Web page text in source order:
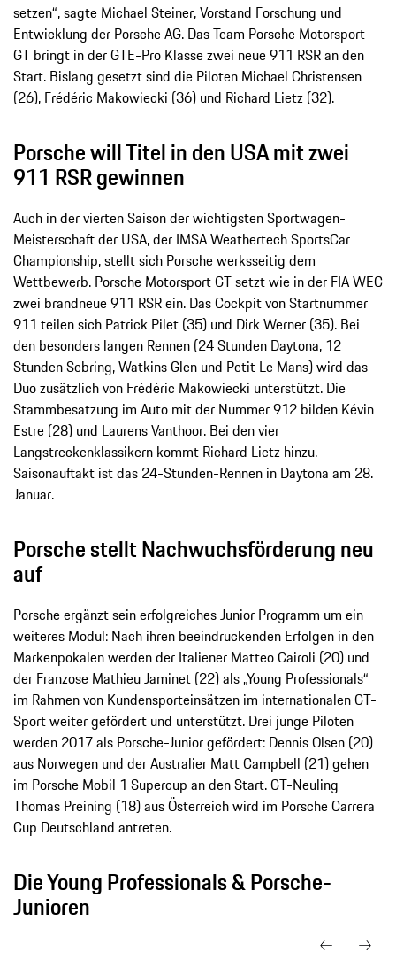
setzen“, sagte Michael Steiner, Vorstand Forschung und
Entwicklung der Porsche AG. Das Team Porsche Motorsport
GT bringt in der GTE-Pro Klasse zwei neue 911 RSR an den
Start. Bislang gesetzt sind die Piloten Michael Christensen
(26), Frédéric Makowiecki (36) und Richard Lietz (32).
Porsche will Titel in den USA mit zwei
911 RSR gewinnen
Auch in der vierten Saison der wichtigsten Sportwagen-
Meisterschaft der USA, der IMSA Weathertech SportsCar
Championship, stellt sich Porsche werksseitig dem
Wettbewerb. Porsche Motorsport GT setzt wie in der FIA WEC
zwei brandneue 911 RSR ein. Das Cockpit von Startnummer
911 teilen sich Patrick Pilet (35) und Dirk Werner (35). Bei
den besonders langen Rennen (24 Stunden Daytona, 12
Stunden Sebring, Watkins Glen und Petit Le Mans) wird das
Duo zusätzlich von Frédéric Makowiecki unterstützt. Die
Stammbesatzung im Auto mit der Nummer 912 bilden Kévin
Estre (28) und Laurens Vanthoor. Bei den vier
Langstreckenklassikern kommt Richard Lietz hinzu.
Saisonauftakt ist das 24-Stunden-Rennen in Daytona am 28.
Januar.
Porsche stellt Nachwuchsförderung neu
auf
Porsche ergänzt sein erfolgreiches Junior Programm um ein
weiteres Modul: Nach ihren beeindruckenden Erfolgen in den
Markenpokalen werden der Italiener Matteo Cairoli (20) und
der Franzose Mathieu Jaminet (22) als „Young Professionals“
im Rahmen von Kundensporteinsätzen im internationalen GT-
Sport weiter gefördert und unterstützt. Drei junge Piloten
werden 2017 als Porsche-Junior gefördert: Dennis Olsen (20)
aus Norwegen und der Australier Matt Campbell (21) gehen
im Porsche Mobil 1 Supercup an den Start. GT-Neuling
Thomas Preining (18) aus Österreich wird im Porsche Carrera
Cup Deutschland antreten.
Die Young Professionals & Porsche-
Junioren